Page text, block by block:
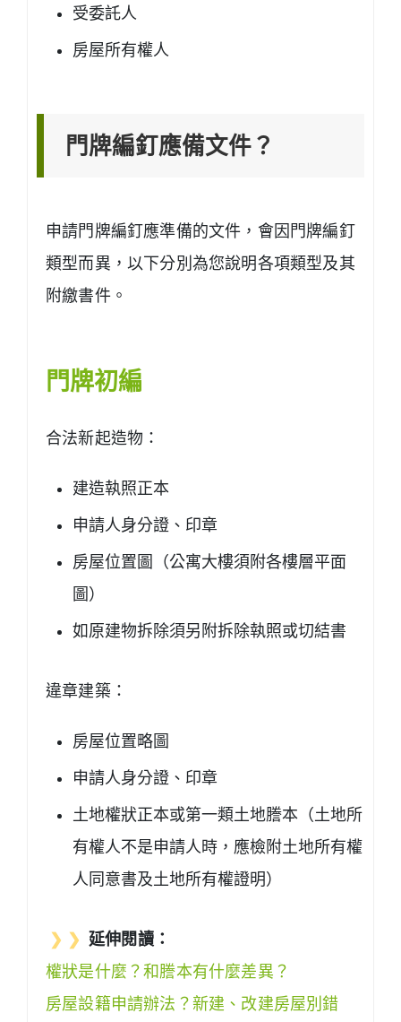
受委託人
房屋所有權人
門牌編釘應備文件？
申請門牌編釘應準備的文件，會因門牌編釘
類型而異，以下分別為您說明各項類型及其
附繳書件。
門牌初編
合法新起造物：
建造執照正本
申請人身分證、印章
房屋位置圖（公寓大樓須附各樓層平面
圖）
如原建物拆除須另附拆除執照或切結書
違章建築：
房屋位置略圖
申請人身分證、印章
土地權狀正本或第一類土地謄本（土地所
有權人不是申請人時，應檢附土地所有權
人同意書及土地所有權證明）
❯ ❯ 延伸閱讀：
權狀是什麼？和謄本有什麼差異？
房屋設籍申請辦法？新建、改建房屋別錯